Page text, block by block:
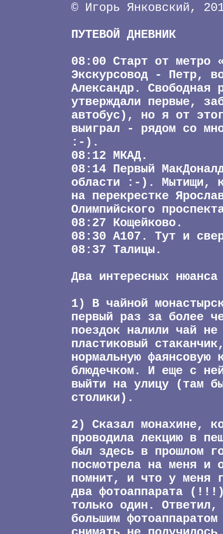
© Игорь Янковский,
ПУТЕВОЙ ДНЕВНИК
08:00 Старт от метро
Экскурсовод - Петр,
Александр. Свободная
утверждали первые,
автобус), но я от
выиграл - рядом со
:-).
08:12 МКАД.
08:14 Первый
области :-). Мытищи,
на перекрестке
Олимпийского
08:27 Кощейково.
08:30 А107. Тут и
08:37 Талицы.
Два интересных
1) В чайной
первый раз за более
поездок налили чай не
пластиковый
нормальную
блюдечком. И еще с
выйти на улицу (там
столики).
2) Сказал монахине,
проводила лекцию в
был здесь в прошлом
посмотрела на меня и
помнит, и что у меня
два фотоаппарата
только один.
большим